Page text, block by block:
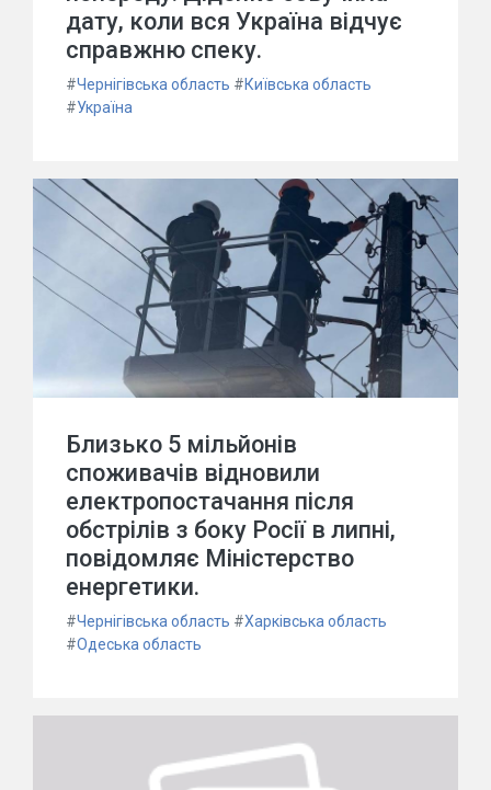
дату, коли вся Україна відчує
справжню спеку.
#Чернігівська область #Київська область
#Україна
Близько 5 мільйонів
споживачів відновили
електропостачання після
обстрілів з боку Росії в липні,
повідомляє Міністерство
енергетики.
#Чернігівська область #Харківська область
#Одеська область